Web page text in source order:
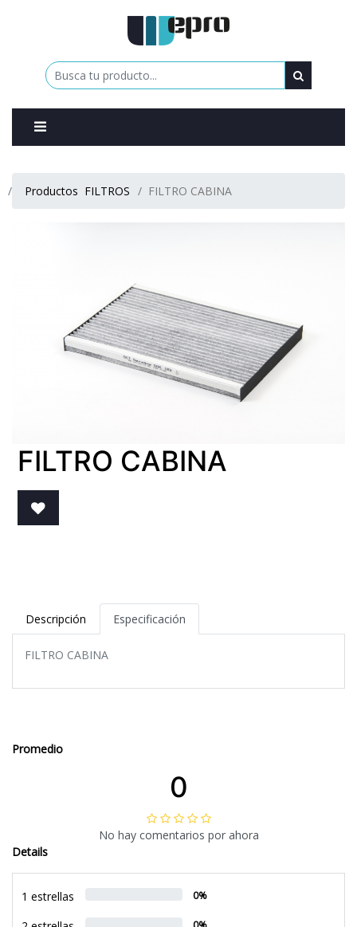
Productos FILTROS FILTRO CABINA
FILTRO CABINA
Descripción Especificación
FILTRO CABINA
Promedio
0
No hay comentarios por ahora
Details
1 estrellas 0%